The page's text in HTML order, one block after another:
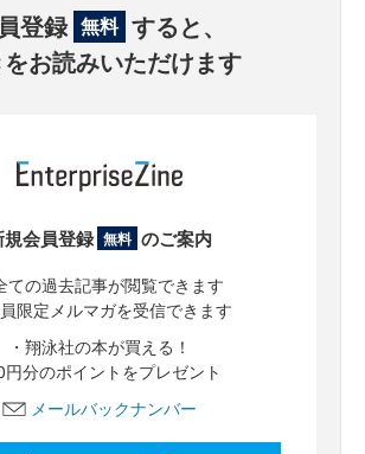
登録 無料 すると、
お読みいただけます
規会員登録 無料 のご案内
ての過去記事が閲覧できます
員限定メルマガを受信できます
・翔泳社の本が買える！
円分のポイントをプレゼント
メールバックナンバー